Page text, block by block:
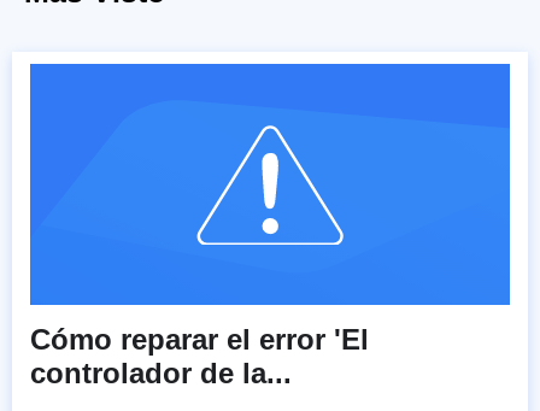
Cómo reparar el error 'El
controlador de la...